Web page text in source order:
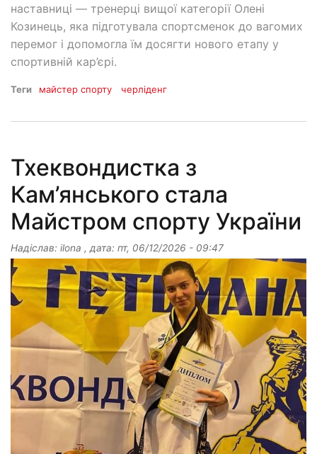
наставниці — тренерці вищої категорії Олені
Козинець, яка підготувала спортсменок до вагомих
перемог і допомогла їм досягти нового етапу у
спортивній кар’єрі.
Теги майстер спорту черліденг
Тхеквондистка з
Кам’янського стала
Майстром спорту України
Надіслав: ilona , дата: пт, 06/12/2026 - 09:47